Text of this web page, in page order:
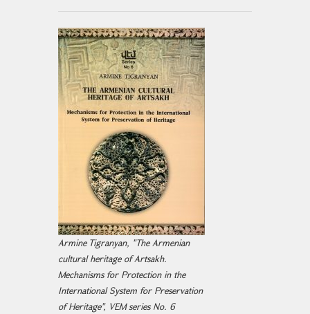
Armine Tigranyan, "The Armenian
cultural heritage of Artsakh.
Mechanisms for Protection in the
International System for Preservation
of Heritage", VEM series No. 6